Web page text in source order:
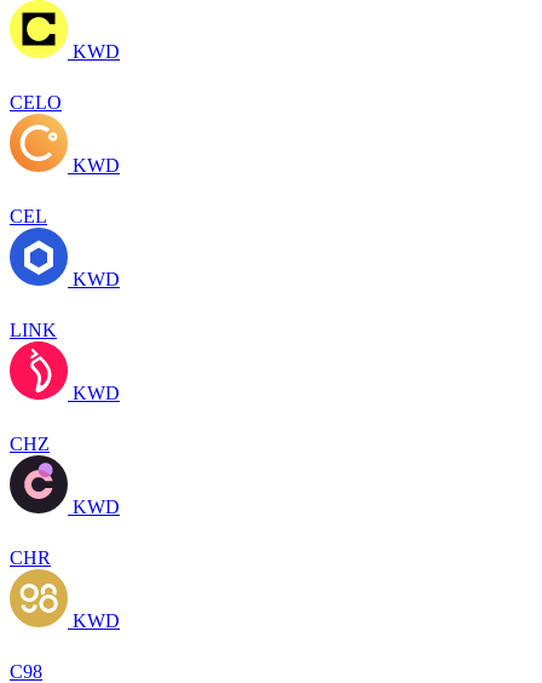
KWD
CELO
KWD
CEL
KWD
LINK
KWD
CHZ
KWD
CHR
KWD
C98